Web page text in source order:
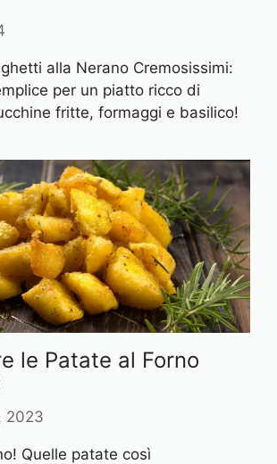
alla Nerano Cremosissimi:
per un piatto ricco di
fritte, formaggi e basilico!
le Patate al Forno
2023
Quelle patate così